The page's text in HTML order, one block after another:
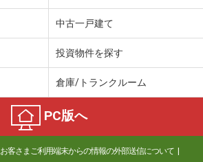
中古一戸建て
投資物件を探す
倉庫/トランクルーム
PC版へ
お客さまご利用端末からの情報の外部送信について